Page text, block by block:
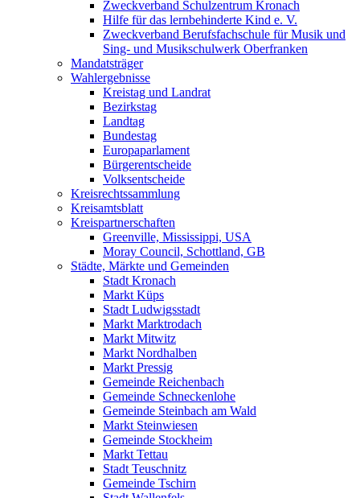
Zweckverband Schulzentrum Kronach
Hilfe für das lernbehinderte Kind e. V.
Zweckverband Berufsfachschule für Musik und
Sing- und Musikschulwerk Oberfranken
Mandatsträger
Wahlergebnisse
Kreistag und Landrat
Bezirkstag
Landtag
Bundestag
Europaparlament
Bürgerentscheide
Volksentscheide
Kreisrechtssammlung
Kreisamtsblatt
Kreispartnerschaften
Greenville, Mississippi, USA
Moray Council, Schottland, GB
Städte, Märkte und Gemeinden
Stadt Kronach
Markt Küps
Stadt Ludwigsstadt
Markt Marktrodach
Markt Mitwitz
Markt Nordhalben
Markt Pressig
Gemeinde Reichenbach
Gemeinde Schneckenlohe
Gemeinde Steinbach am Wald
Markt Steinwiesen
Gemeinde Stockheim
Markt Tettau
Stadt Teuschnitz
Gemeinde Tschirn